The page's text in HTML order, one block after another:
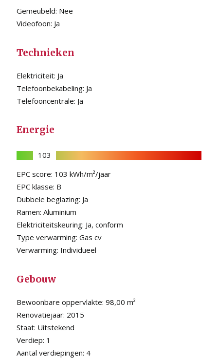
Gemeubeld: Nee
Videofoon: Ja
Technieken
Elektriciteit: Ja
Telefoonbekabeling: Ja
Telefooncentrale: Ja
Energie
103
EPC score: 103 kWh/m²/jaar
EPC klasse: B
Dubbele beglazing: Ja
Ramen: Aluminium
Elektriciteitskeuring: Ja, conform
Type verwarming: Gas cv
Verwarming: Individueel
Gebouw
Bewoonbare oppervlakte: 98,00 m²
Renovatiejaar: 2015
Staat: Uitstekend
Verdiep: 1
Aantal verdiepingen: 4